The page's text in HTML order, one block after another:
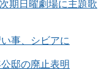
期日曜劇場に主題歌
事、シビアに
邸の廃止表明